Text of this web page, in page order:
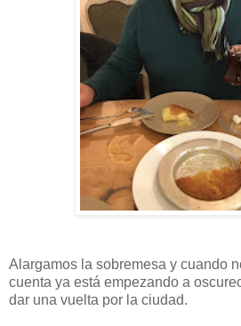
Alargamos la sobremesa y cuando
cuenta ya está empezando a
dar una vuelta por la ciudad.